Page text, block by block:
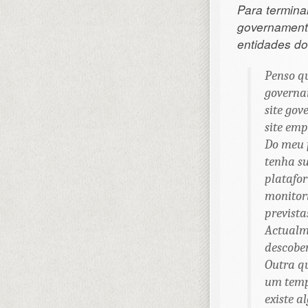
Para
entidades
Penso
site
site
Do meu
tenha
Outra
um
existe